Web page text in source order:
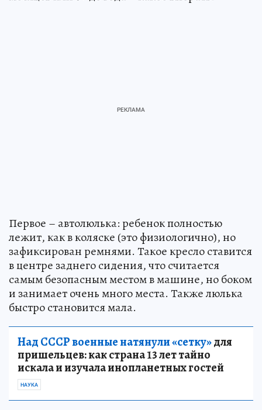
Первое – автолюлька: ребенок полностью
лежит, как в коляске (это физиологично), но
зафиксирован ремнями. Такое кресло ставится
в центре заднего сидения, что считается
самым безопасным местом в машине, но боком
и занимает очень много места. Также люлька
быстро становится мала.
Над СССР военные натянули «сетку»для
пришельцев: как страна 13 лет тайно
искала и изучала инопланетных гостей
НАУКА